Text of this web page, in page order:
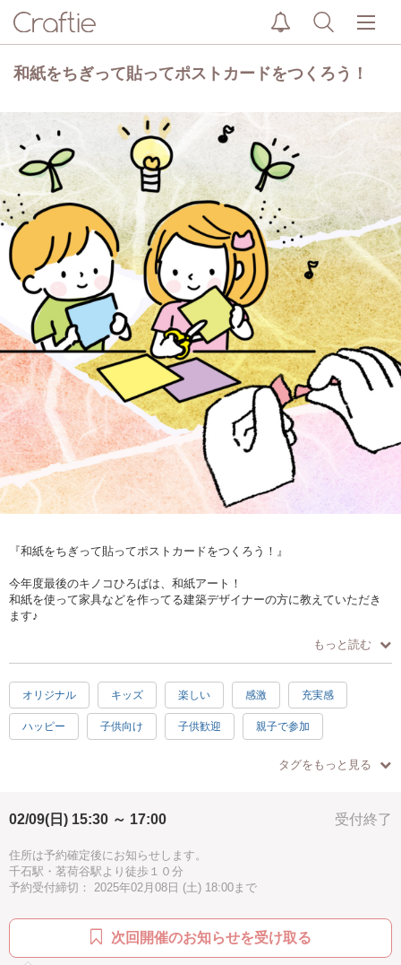
和紙をちぎって貼ってポストカードをつくろう！
『和紙をちぎって貼ってポストカードをつくろう！』
⁡今年度最後のキノコひろばは、和紙アート！
和紙を使って家具などを作ってる建築デザイナーの方に教えていただき
ます♪
～週末アートふれあい体験～『 キノコひろば 』
キノコひろばは、東京都内でお子さま向け工作ワークショップ・自然の
中で季節を感じるプレイパークを月に１回開催しています。
自然やアートと触れ合えるキノコひろばにぜひ遊びにきてくださいね！
もっと読む
オリジナル キッズ 楽しい 感激 充実感
ハッピー 子供向け 子供歓迎 親子で参加
お手頃タグをもっと見る
受付終了
02/09(日) 15:30 ～ 17:00
住所は予約確定後にお知らせします。
千石駅・茗荷谷駅より徒歩１０分
予約受付締切： 2025年02月08日 (土) 18:00まで
次回開催のお知らせを受け取る